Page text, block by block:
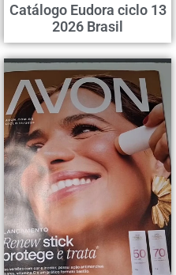
Catálogo Eudora ciclo 13
2026 Brasil